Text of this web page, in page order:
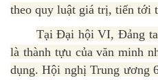
theo quy luật giá trị, tiến tới
Tại Đại hội VI, Đảng
là thành tựu của văn minh
dụng. Hội nghị Trung ương